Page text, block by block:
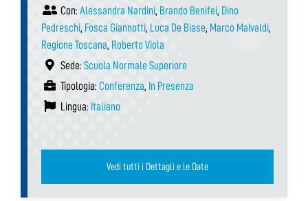
Con: Alessandra Nardini, Brando Benifei, Dino
Pedreschi, Fosca Giannotti, Luca De Biase, Marco Malvaldi,
Regione Toscana, Roberto Viola
Sede: Scuola Normale Superiore
Tipologia: Conferenza, In Presenza
Lingua: Italiano
Vedi tutti i Dettagli e le Date